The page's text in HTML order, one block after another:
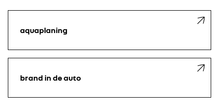
aquaplaning
brand in de auto